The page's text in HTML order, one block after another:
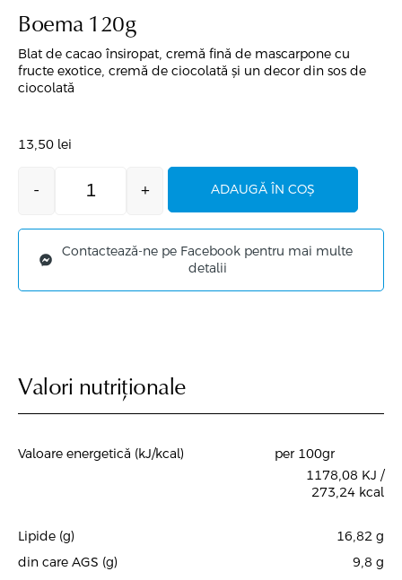
Boema 120g
Blat de cacao însiropat, cremă fină de mascarpone cu
fructe exotice, cremă de ciocolată și un decor din sos de
ciocolată
13,50 lei
- + ADAUGĂ ÎN COȘ
Contactează-ne pe Facebook pentru mai multe
detalii
Valori nutriționale
Valoare energetică (kJ/kcal)
per 100gr
1178,08 KJ /
273,24 kcal
Lipide (g) 16,82g
din care AGS (g)
9,8 g